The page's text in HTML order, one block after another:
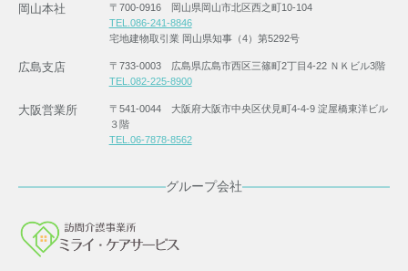
岡山本社
〒700-0916 岡山県岡山市北区西之町10-104
TEL.086-241-8846
宅地建物取引業 岡山県知事（4）第5292号
広島支店
〒733-0003 広島県広島市西区三篠町2丁目4-22 ＮＫビル3階
TEL.082-225-8900
大阪営業所
〒541-0044 大阪府大阪市中央区伏見町4-4-9 淀屋橋東洋ビル
３階
TEL.06-7878-8562
グループ会社